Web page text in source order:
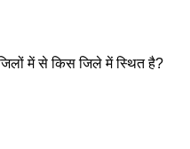
में से किस जिले में स्थित है?